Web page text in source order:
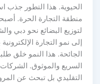
الحيوية. هذا التطور جذب
منطقة التجارة الحرة.
لتوزيع البضائع نحو دبي
إلى نمو التجارة
الجائحة. هذا النمو خلق
السريع والموثوق.
التقليدي بل تبحث عن